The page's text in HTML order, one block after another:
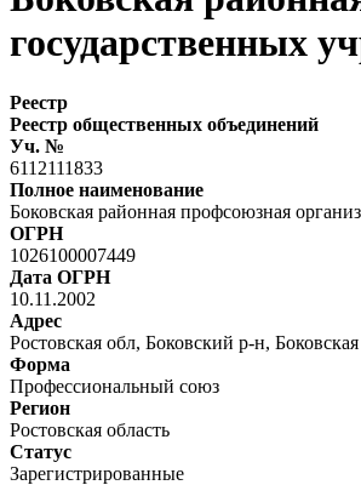
государственных
Реестр
Реестр общественных объединений
Уч. №
6112111833
Полное наименование
Боковская районная профсоюзная
ОГРН
1026100007449
Дата ОГРН
10.11.2002
Адрес
Ростовская обл, Боковский р-н,
Форма
Профессиональный союз
Регион
Ростовская область
Статус
Зарегистрированные